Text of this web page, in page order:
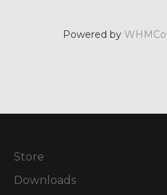
Powered by
Store
Downloads